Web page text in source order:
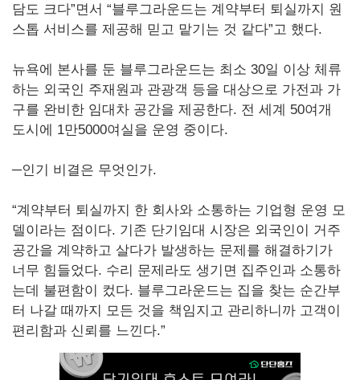
담도 크다”면서 “블루그라운드는 계약부터 퇴실까지 원
스톱 서비스를 제공해 믿고 맡기는 것 같다”고 했다.
뉴욕에 본사를 둔 블루그라운드는 최소 30일 이상 체류
하는 외국인 주재원과 관광객 등을 대상으로 가전과 가
구를 완비한 임대차 공간을 제공한다. 전 세계 50여개
도시에 1만5000여실을 운영 중이다.
─인기 비결은 무엇인가.
“계약부터 퇴실까지 한 회사와 소통하는 기업형 운영 모
델이라는 점이다. 기존 단기임대 시장은 외국인이 거주
공간을 계약하고 살다가 발생하는 문제를 해결하기가
너무 힘들었다. 수리 문제라도 생기면 집주인과 소통하
는데 불편함이 컸다. 블루그라운드는 집을 찾는 순간부
터 나갈 때까지 모든 것을 책임지고 관리하니까 고객이
편리함과 신뢰를 느낀다.”